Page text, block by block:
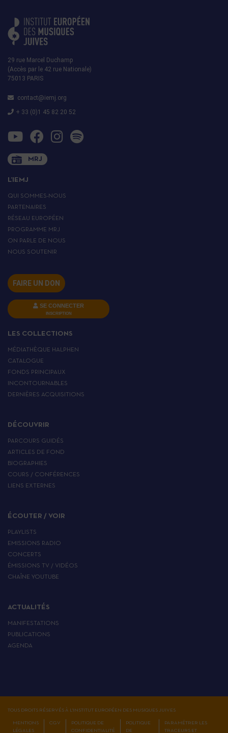
29 rue Marcel Duchamp
(Accès par le 42 rue Nationale)
75013 PARIS
contact@iemj.org
+ 33 (0)1 45 82 20 52
MRJ
L’IEMJ
QUI SOMMES-NOUS
PARTENAIRES
RÉSEAU EUROPÉEN
PROGRAMME MRJ
ON PARLE DE NOUS
NOUS SOUTENIR
FAIRE UN DON
SE CONNECTER
INSCRIPTION
LES COLLECTIONS
MÉDIATHÈQUE HALPHEN
CATALOGUE
FONDS PRINCIPAUX
INCONTOURNABLES
DERNIÈRES ACQUISITIONS
DÉCOUVRIR
PARCOURS GUIDÉS
ARTICLES DE FOND
BIOGRAPHIES
COURS / CONFÉRENCES
LIENS EXTERNES
ÉCOUTER / VOIR
PLAYLISTS
EMISSIONS RADIO
CONCERTS
ÉMISSIONS TV / VIDÉOS
CHAÎNE YOUTUBE
ACTUALITÉS
MANIFESTATIONS
PUBLICATIONS
AGENDA
TOUS DROITS RÉSERVÉS À L'INSTITUT EUROPÉEN DES MUSIQUES JUIVES
MENTIONS
LÉGALES
CGV
POLITIQUE DE
CONFIDENTIALITÉ
POLITIQUE
DE
PARAMÉTRER LES
TRACEURS ET